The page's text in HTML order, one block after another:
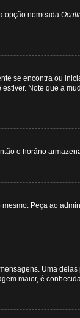
opção nomeada
se encontra ou
Note que a
o horário
Peça ao
Uma
maior, é